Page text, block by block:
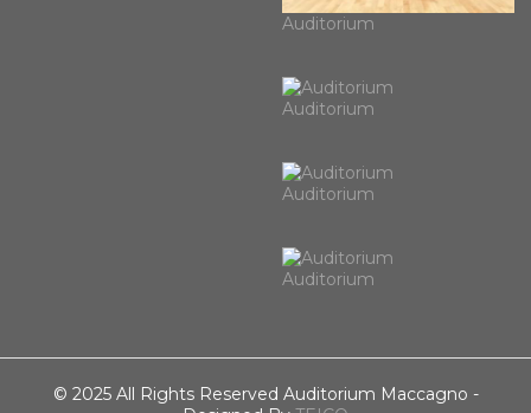
Auditorium
Auditorium
Auditorium
Auditorium
© 2025 All Rights Reserved Auditorium Maccagno -